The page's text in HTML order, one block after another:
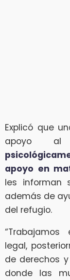
Explicó que
apoyo
apoyo en
les informan
además de
del refugio.
legal,
de derechos
donde las